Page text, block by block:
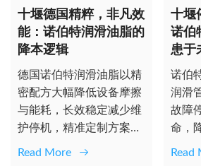
十堰德国精粹，非凡效
能：诺伯特润滑油脂的
降本逻辑
德国诺伯特润滑油脂以精
密配方大幅降低设备摩擦
与能耗，长效稳定减少维
护停机，精准定制方案助
Read More
十堰
诺伯
患于
诺伯
润滑
故障
命，
Read